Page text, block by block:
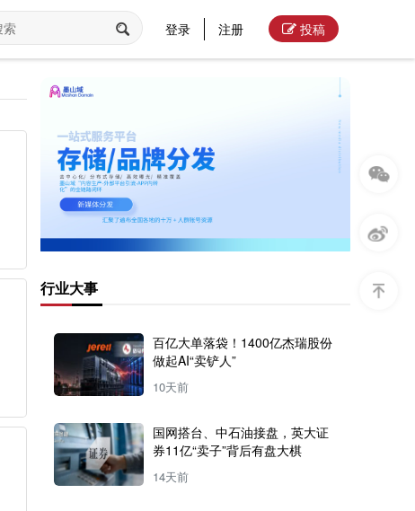
登录 注册 投稿
行业大事
百亿大单落袋！1400亿杰瑞股份
做起AI“卖铲人”
10天前
国网搭台、中石油接盘，英大证
券11亿“卖子”背后有盘大棋
14天前